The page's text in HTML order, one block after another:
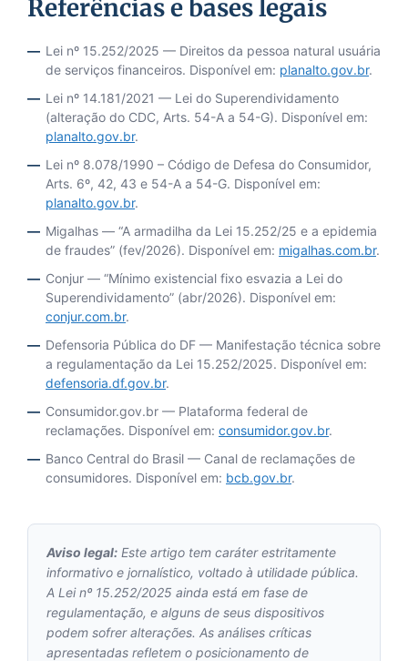
Referências e bases legais
Lei nº 15.252/2025 — Direitos da pessoa natural usuária
de serviços financeiros. Disponível em: planalto.gov.br.
Lei nº 14.181/2021 — Lei do Superendividamento
(alteração do CDC, Arts. 54-A a 54-G). Disponível em:
planalto.gov.br.
Lei nº 8.078/1990 – Código de Defesa do Consumidor,
Arts. 6º, 42, 43 e 54-A a 54-G. Disponível em:
planalto.gov.br.
Migalhas — “A armadilha da Lei 15.252/25 e a epidemia
de fraudes” (fev/2026). Disponível em: migalhas.com.br.
Conjur — “Mínimo existencial fixo esvazia a Lei do
Superendividamento” (abr/2026). Disponível em:
conjur.com.br.
Defensoria Pública do DF — Manifestação técnica sobre
a regulamentação da Lei 15.252/2025. Disponível em:
defensoria.df.gov.br.
Consumidor.gov.br — Plataforma federal de
reclamações. Disponível em: consumidor.gov.br.
Banco Central do Brasil — Canal de reclamações de
consumidores. Disponível em: bcb.gov.br.
Aviso legal: Este artigo tem caráter estritamente
informativo e jornalístico, voltado à utilidade pública.
A Lei nº 15.252/2025 ainda está em fase de
regulamentação, e alguns de seus dispositivos
podem sofrer alterações. As análises críticas
apresentadas refletem o posicionamento de